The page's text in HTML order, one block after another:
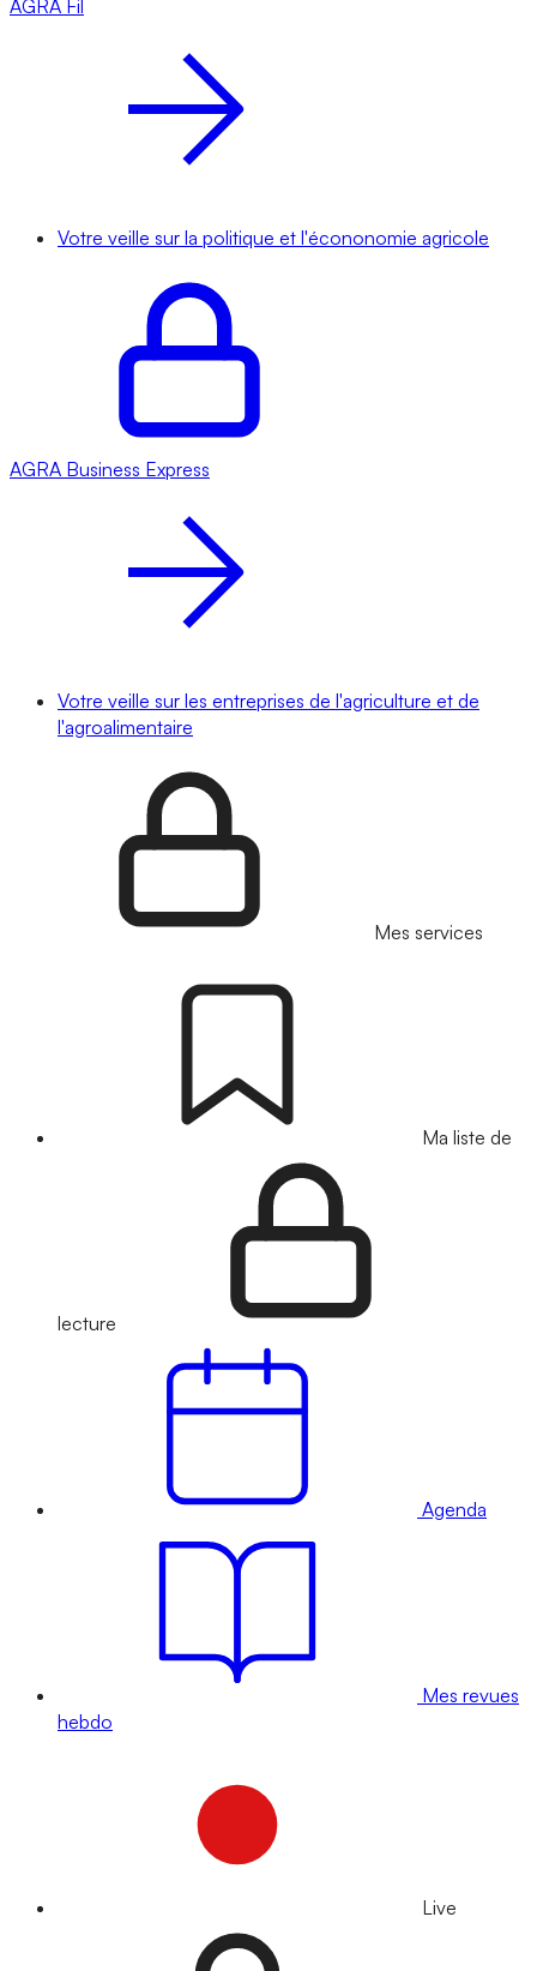
AGRA Fil
Votre veille sur la politique et l'écononomie agricole
AGRA Business Express
Votre veille sur les entreprises de l'agriculture et de
l'agroalimentaire
Mes services
Ma liste de
lecture
Agenda
Mes revues
hebdo
Live